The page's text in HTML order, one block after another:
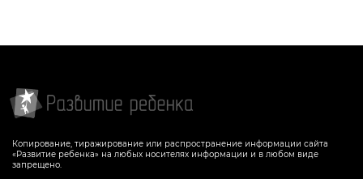
Копирование, тиражирование или распространение информации сайта
«Развитие ребенка» на любых носителях информации и в любом виде
запрещено.